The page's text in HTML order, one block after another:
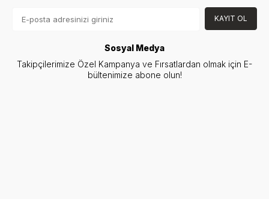
KAYIT OL
Sosyal Medya
Takipçilerimize Özel Kampanya ve Fırsatlardan olmak için E-
bültenimize abone olun!